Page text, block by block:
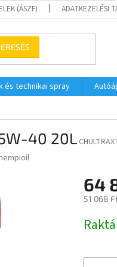
(ÁSZF) ADATKEZELÉSI
és technikai spray
40 20L
64
51 068